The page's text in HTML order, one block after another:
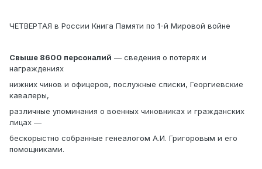
ЧЕТВЕРТАЯ в России Книга Памяти по 1-й Мировой войне
Cвыше 8600 персоналий — сведения о потерях и
награждениях
нижних чинов и офицеров, послужные списки, Георгиевские
кавалеры,
различные упоминания о военных чиновниках и гражданских
лицах —
бескорыстно собранные генеалогом А.И. Григоровым и его
помощниками.